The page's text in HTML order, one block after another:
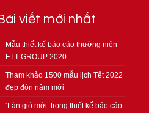
viết mới nhất
Mẫu thiết kế báo cáo thường niên
F.I.T GROUP 2020
Tham khảo 1500 mẫu lịch Tết 2022
đẹp đón năm mới
‘Làn gió mới’ trong thiết kế báo cáo